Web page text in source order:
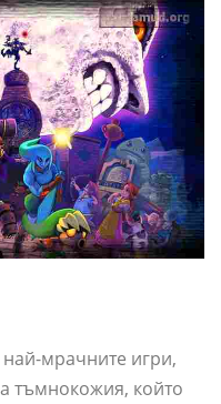
най-мрачните игри,
тъмнокожия, който